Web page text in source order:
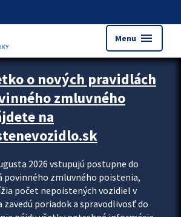
Menu menu
upútavok
o nových pravidlách
zmluvného
na
2026 vstupujú postupne do
povinného zmluvného poistenia,
počet nepoistených vozidiel v
zavedú poriadok a spravodlivosť do